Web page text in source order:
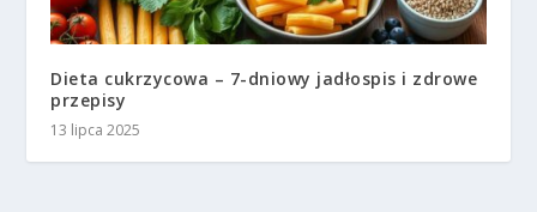
Dieta cukrzycowa – 7-dniowy jadłospis i zdrowe
przepisy
13 lipca 2025